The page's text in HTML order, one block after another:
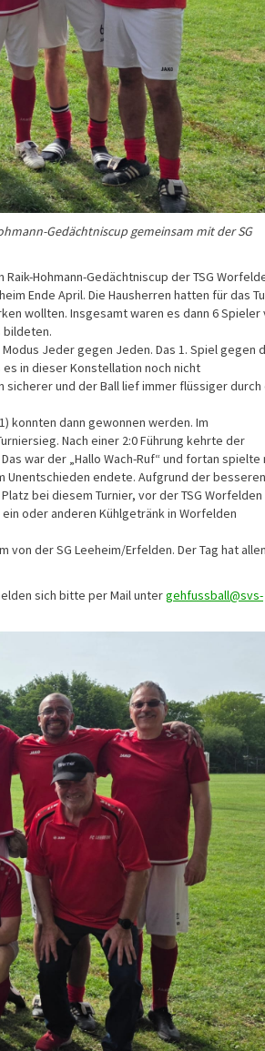
-Gedächtniscup gemeinsam mit der SG
Hohmann-Gedächtniscup der TSG
Ende April. Die Hausherren hatten für das
wollten. Insgesamt waren es dann 6 Spieler
bildeten.
Jeder gegen Jeden. Das 1. Spiel gegen
es in dieser Konstellation noch nicht
und der Ball lief immer flüssiger durch
konnten dann gewonnen werden. Im
Nach einer 2:0 Führung kehrte der
war der „Hallo Wach-Ruf“ und fortan spielte
endete. Aufgrund der besseren
bei diesem Turnier, vor der TSG Worfelden
oder anderen Kühlgetränk in Worfelden
von der SG Leeheim/Erfelden. Der Tag hat allen
sich bitte per Mail untergehfussball@svs-